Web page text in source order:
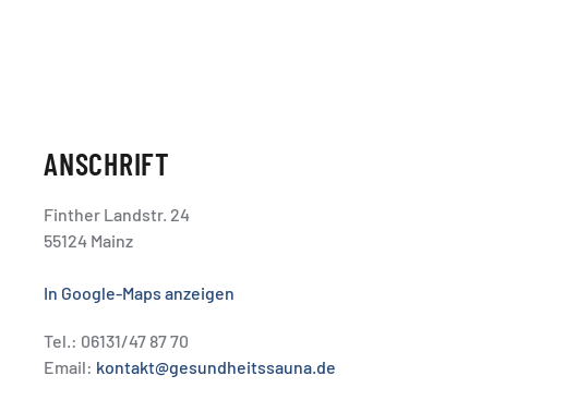
ANSCHRIFT
Finther Landstr. 24
55124 Mainz
In Google-Maps anzeigen
Tel.: 06131/47 87 70
Email: kontakt@gesundheitssauna.de